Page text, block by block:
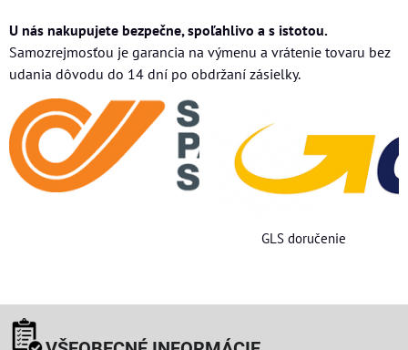
U nás nakupujete bezpečne, spoľahlivo a s istotou.
Samozrejmosťou je garancia na výmenu a vrátenie tovaru bez
udania dôvodu do 14 dní po obdržaní zásielky.
GLS doručenie